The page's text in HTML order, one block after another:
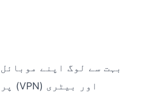
بہت سے لوگ اپنے